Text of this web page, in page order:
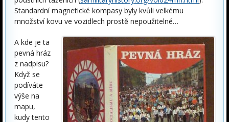
Standardní magnetické kompasy byly kvůli velkému
množství kovu ve vozidlech prostě nepoužitelné…
A kde je ta
pevná hráz
z nadpisu?
Když se
podíváte
výše na
mapu,
kudy tento